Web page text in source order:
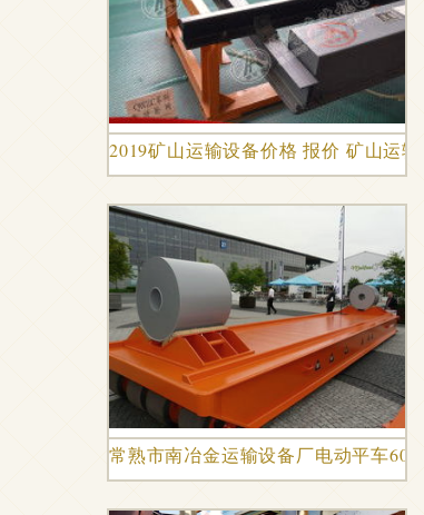
2019矿山运输设备价格 报价 矿山运
常熟市南冶金运输设备厂电动平车60